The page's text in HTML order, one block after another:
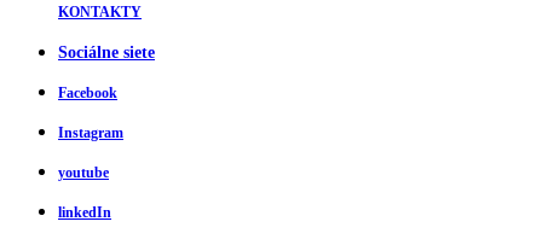
KONTAKTY
Sociálne siete
Facebook
Instagram
youtube
linkedIn